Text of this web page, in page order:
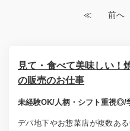
≪ 前へ
見て・食べて美味しい！
の販売のお仕事
未経験OK/人柄・シフト重視◎/
デパ地下やお惣菜店が複数あ